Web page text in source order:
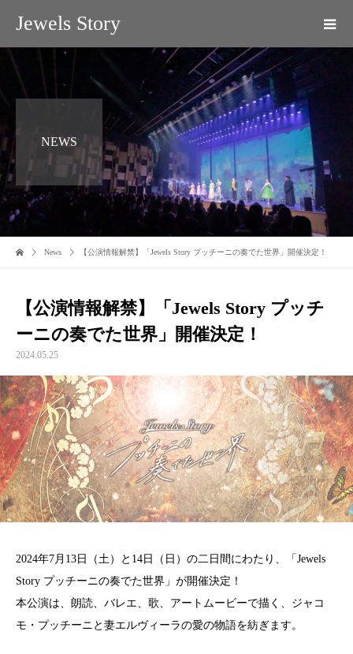
Jewels Story
NEWS
News 【公演情報解禁】「Jewels Story プッチーニの奏でた世界」開催決定！
【公演情報解禁】「Jewels Story プッチ
ーニの奏でた世界」開催決定！
2024.05.25
2024年7月13日（土）と14日（日）の二日間にわたり、「Jewels
Story プッチーニの奏でた世界」が開催決定！
本公演は、朗読、バレエ、歌、アートムービーで描く、ジャコ
モ・プッチーニと妻エルヴィーラの愛の物語を紡ぎます。